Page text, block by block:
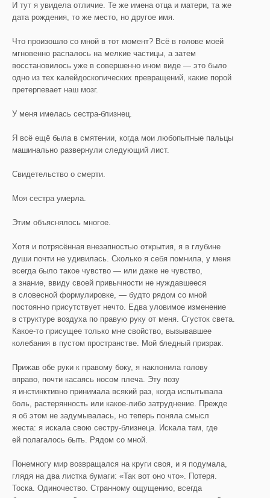
И тут я увидела отличие. Те же имена отца и матери, та же
дата рождения, то же место, но другое имя.
Что произошло со мной в тот момент? Всё в голове моей
мгновенно распалось на мелкие частицы, а затем
восстановилось уже в совершенно ином виде — это было
одно из тех калейдоскопических превращений, какие порой
претерпевает наш мозг.
У меня имелась сестра-близнец.
Я всё ещё была в смятении, когда мои любопытные пальцы
машинально развернули следующий лист.
Свидетельство о смерти.
Моя сестра умерла.
Этим объяснялось многое.
Хотя и потрясённая внезапностью открытия, я в глубине
души почти не удивилась. Сколько я себя помнила, у меня
всегда было такое чувство — или даже не чувство,
а знание, ввиду своей привычности не нуждавшееся
в словесной формулировке, — будто рядом со мной
постоянно присутствует нечто. Едва уловимое изменение
в структуре воздуха по правую руку от меня. Сгусток света.
Какое-то присущее только мне свойство, вызывавшее
колебания в пустом пространстве. Мой бледный призрак.
Прижав обе руки к правому боку, я наклонила голову
вправо, почти касаясь носом плеча. Эту позу
я инстинктивно принимала всякий раз, когда испытывала
боль, растерянность или какое-либо затруднение. Прежде
я об этом не задумывалась, но теперь поняла смысл
жеста: я искала свою сестру-близнеца. Искала там, где
ей полагалось быть. Рядом со мной.
Понемногу мир возвращался на круги своя, и я подумала,
глядя на два листка бумаги: «Так вот оно что». Потеря.
Тоска. Одиночество. Странному ощущению, всегда